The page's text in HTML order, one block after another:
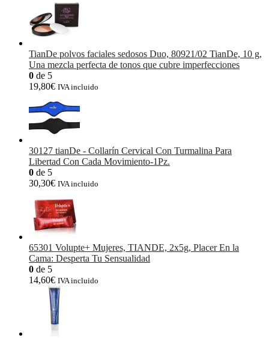
TianDe polvos faciales sedosos Duo, 80921/02 TianDe, 10 g,
Una mezcla perfecta de tonos que cubre imperfecciones
0 de 5
19,80€ IVA incluido
30127 tianDe - Collarín Cervical Con Turmalina Para
Libertad Con Cada Movimiento-1Pz.
0 de 5
30,30€ IVA incluido
65301 Volupte+ Mujeres, TIANDE, 2x5g, Placer En la
Cama: Desperta Tu Sensualidad
0 de 5
14,60€ IVA incluido